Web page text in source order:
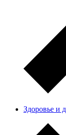
Здоровье и